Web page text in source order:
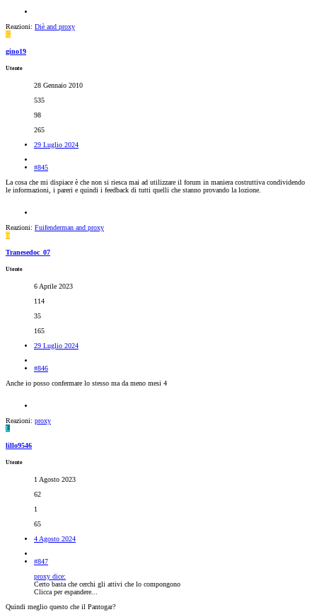
Reazioni: Diè and proxy
G
gino19
Utente
28 Gennaio 2010
535
98
265
29 Luglio 2024
#845
La cosa che mi dispiace è che non si riesca mai ad utilizzare il forum in maniera costruttiva condividendo
le informazioni, i pareri e quindi i feedback di tutti quelli che stanno provando la lozione.
Reazioni: Fuifenderman and proxy
T
Tranesedoc_07
Utente
6 Aprile 2023
114
35
165
29 Luglio 2024
#846
Anche io posso confermare lo stesso ma da meno mesi 4
Reazioni: proxy
L
lillo9546
Utente
1 Agosto 2023
62
1
65
4 Agosto 2024
#847
proxy dice:
Certo basta che cerchi gli attivi che lo compongono
Clicca per espandere...
Quindi meglio questo che il Pantogar?